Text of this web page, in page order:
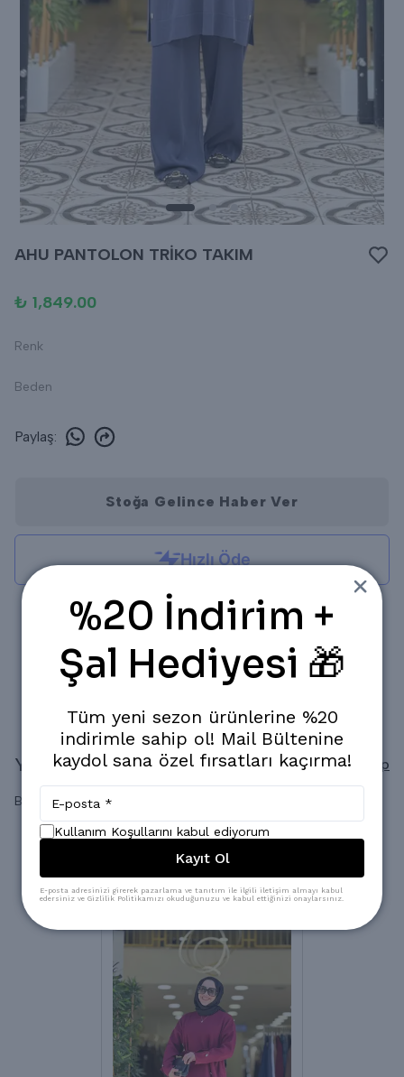
AHU PANTOLON TRİKO TAKIM
₺ 1,849.00
Renk
Beden
Paylaş:
Stoğa Gelince Haber Ver
Popüler Ürün! Son 24 saatte1.206kişi inceledi
Son 24 saatte 15 adet satıldı
Yorumlar Yorum Yap
Bu ürün için henüz yorum yapılmamış.
Benzer Ürünler
%20 İndirim +
Şal Hediyesi 🎁
Tüm yeni sezon ürünlerine %20
indirimle sahip ol! Mail Bültenine
kaydol sana özel fırsatları kaçırma!
Kullanım Koşullarını kabul ediyorum
Kayıt Ol
E-posta adresinizi girerek pazarlama ve tanıtım ile ilgili iletişim almayı kabul
edersiniz ve Gizlilik Politikamızı okuduğunuzu ve kabul ettiğinizi onaylarsınız.